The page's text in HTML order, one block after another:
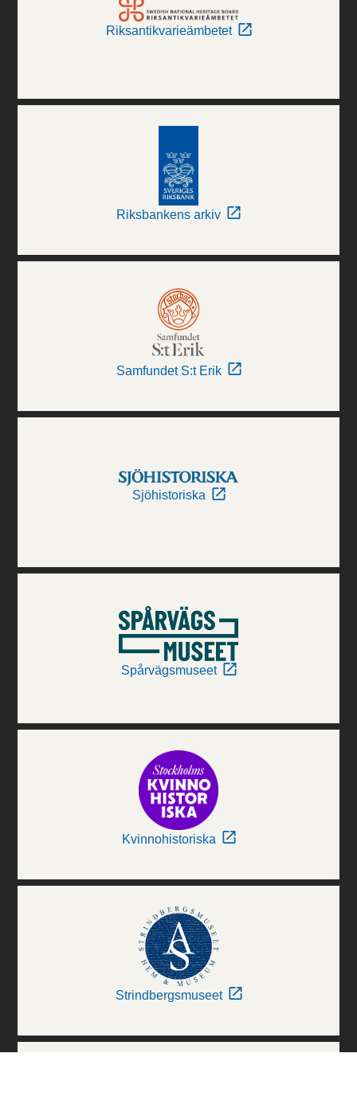
Riksantikvarieämbetet
Riksbankens arkiv
Samfundet S:t Erik
Sjöhistoriska
Spårvägsmuseet
Kvinnohistoriska
Strindbergsmuseet